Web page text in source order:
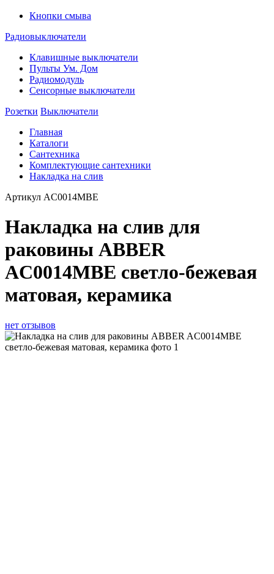
Кнопки смыва
Радиовыключатели
Клавишные выключатели
Пульты Ум. Дом
Радиомодуль
Сенсорные выключатели
Розетки Выключатели
Главная
Каталоги
Сантехника
Комплектующие сантехники
Накладка на слив
Артикул AC0014MBE
Накладка на слив для
раковины ABBER
AC0014MBE светло-бежевая
матовая, керамика
нет отзывов